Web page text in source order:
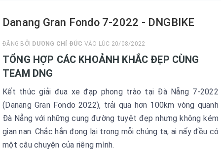
Danang Gran Fondo 7-2022 - DNGBIKE
ĐĂNG BỞI DƯƠNG CHÍ ĐỨC VÀO LÚC 20/08/2022
TỔNG HỢP CÁC KHOẢNH KHẮC ĐẸP CÙNG
TEAM DNG
Kết thúc giải đua xe đạp phong trào tại Đà Nẵng 7-2022
(Danang Gran Fondo 2022), trải qua hơn 100km vòng quanh
Đà Nẵng với những cung đường tuyệt đẹp nhưng không kém
gian nan. Chắc hẳn đọng lại trong mỗi chúng ta, ai nấy đều có
một câu chuyện của riêng mình.